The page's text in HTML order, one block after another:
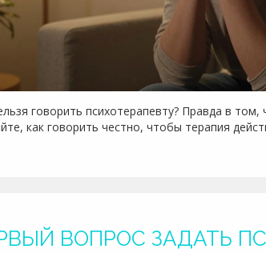
говорить психотерапевту? Правда в том,
как говорить честно, чтобы терапия
ВОПРОС ЗАДАТЬ